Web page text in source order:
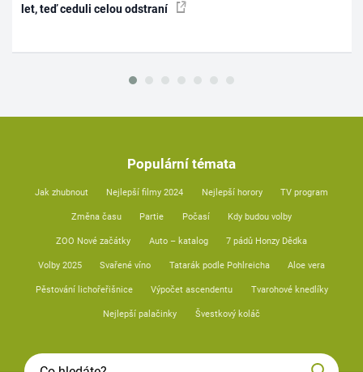
let, teď ceduli celou odstraní
Populární témata
Jak zhubnout Nejlepší filmy 2024 Nejlepší horory TV program
Změna času Partie Počasí Kdy budou volby
ZOO Nové začátky Auto – katalog 7 pádů Honzy Dědka
Volby 2025 Svařené víno Tatarák podle Pohlreicha Aloe vera
Pěstování lichořeřišnice Výpočet ascendentu Tvarohové knedlíky
Nejlepší palačinky Švestkový koláč